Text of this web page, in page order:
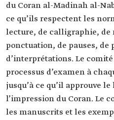
du Coran al-Madinah al-
ce qu’ils respectent les
lecture, de calligraphie, de
ponctuation, de pauses, de
d’interprétations. Le
processus d’examen à
jusqu’à ce qu’il approuve
l’impression du Coran. Le
les manuscrits et les